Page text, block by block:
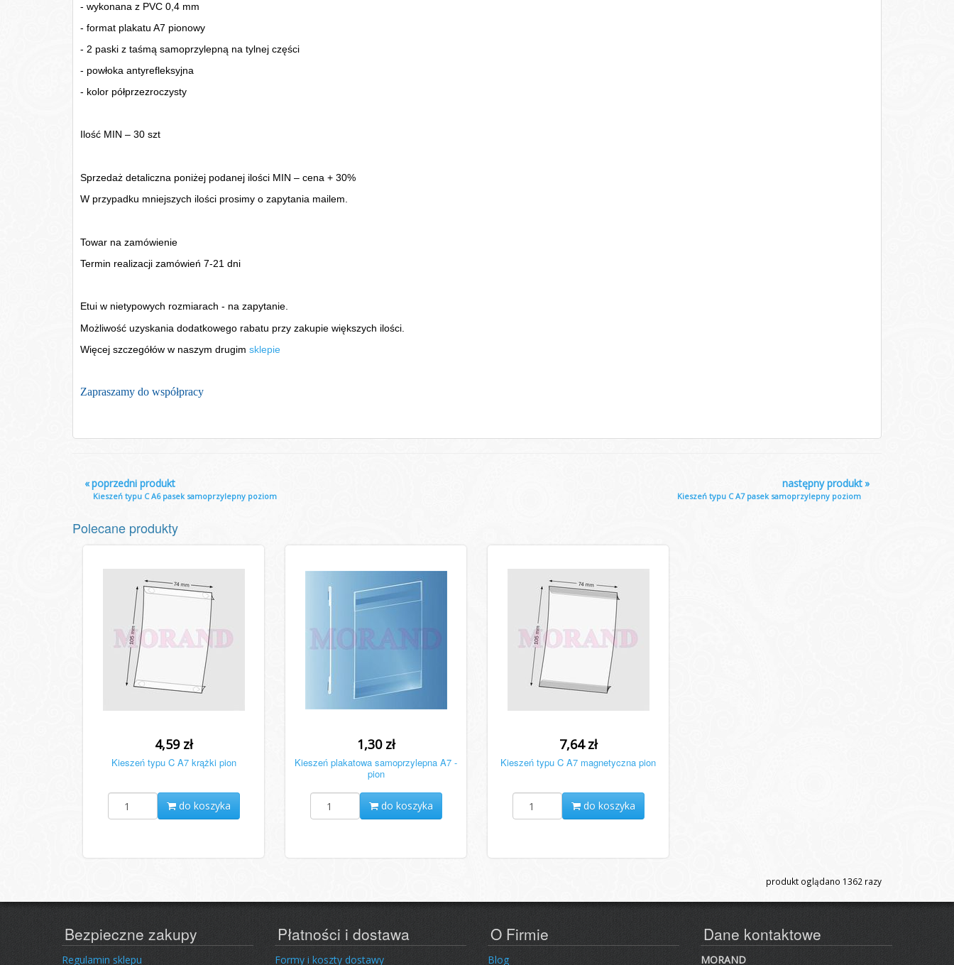
- wykonana z PVC 0,4 mm
- format plakatu A7 pionowy
- 2 paski z taśmą samoprzylepną na tylnej części
- powłoka antyrefleksyjna
- kolor półprzezroczysty
Ilość MIN – 30 szt
Sprzedaż detaliczna poniżej podanej ilości MIN – cena + 30%
W przypadku mniejszych ilości prosimy o zapytania mailem.
Towar na zamówienie
Termin realizacji zamówień 7-21 dni
Etui w nietypowych rozmiarach - na zapytanie.
Możliwość uzyskania dodatkowego rabatu przy zakupie większych ilości.
Więcej szczegółów w naszym drugim sklepie
Zapraszamy do współpracy
«poprzedni produkt
Kieszeń typu C A6 pasek samoprzylepny poziom
»
następny produkt
Kieszeń typu C A7 pasek samoprzylepny poziom
Polecane produkty
4,59 zł
Kieszeń typu C A7 krążki pion
do koszyka
1,30 zł
Kieszeń plakatowa samoprzylepna A7 -
pion
do koszyka
7,64 zł
Kieszeń typu C A7 magnetyczna pion
do koszyka
produkt oglądano 1362 razy
Bezpieczne zakupy
Regulamin sklepu
Płatności i dostawa
Formy i koszty dostawy
O Firmie
Blog
Dane kontaktowe
MORAND